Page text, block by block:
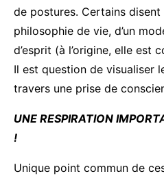
de postures. Certains disent
philosophie de vie, d’un
d’esprit (à l’origine, elle est
Il est question de visualiser
travers une prise de
UNE RESPIRATION
!
Unique point commun de